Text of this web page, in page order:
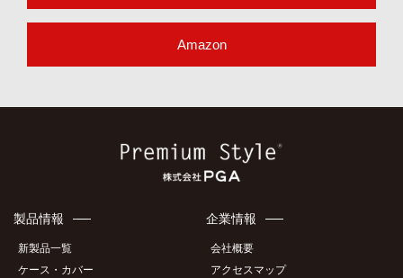
Amazon
製品情報
新製品一覧
ケース・カバー
企業情報
会社概要
アクセスマップ